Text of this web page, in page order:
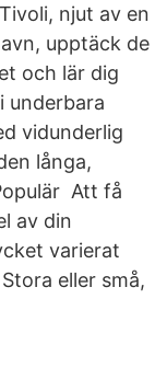
njut av en
upptäck de
och lär dig
vidunderlig
långa,
Att få
av din
varierat
eller små,